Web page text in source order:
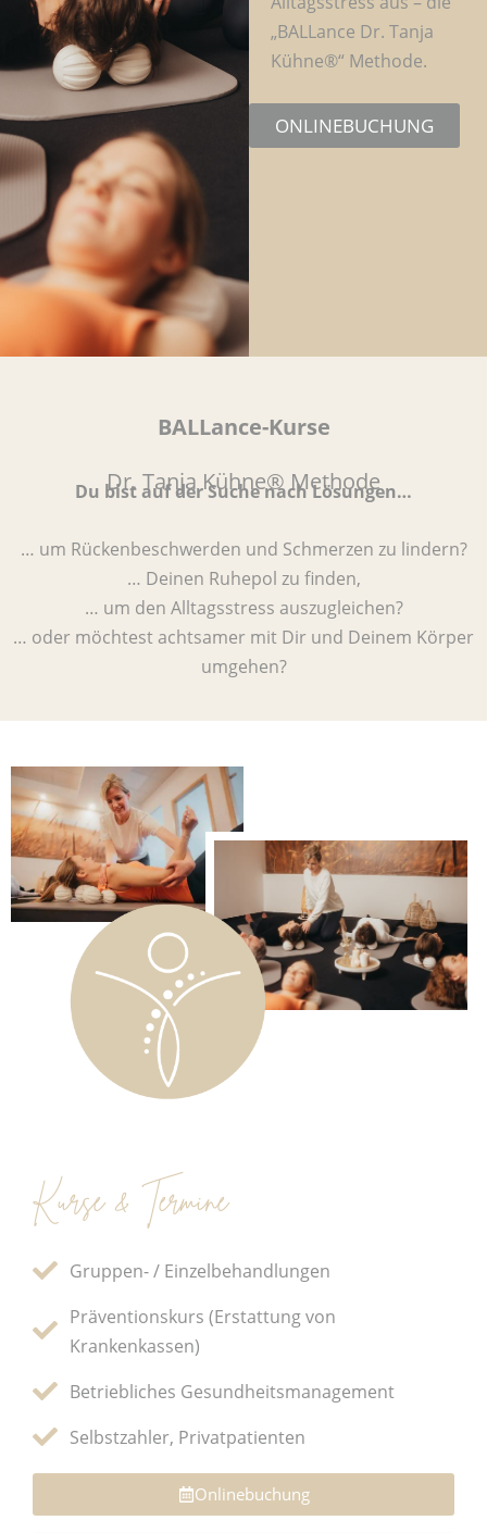
„BALLance Dr. Tanja
Kühne®“ Methode.
ONLINEBUCHUNG
BALLance-Kurse
Dr. Tanja Kühne® Methode
Du bist auf der Suche nach Lösungen…
… um Rückenbeschwerden und Schmerzen zu lindern?
… Deinen Ruhepol zu finden,
… um den Alltagsstress auszugleichen?
… oder möchtest achtsamer mit Dir und Deinem Körper
umgehen?
Kurse & Termine
Gruppen- / Einzelbehandlungen
Präventionskurs (Erstattung von
Krankenkassen)
Betriebliches Gesundheitsmanagement
Selbstzahler, Privatpatienten
Onlinebuchung